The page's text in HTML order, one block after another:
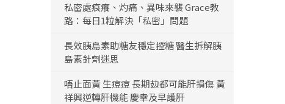
私密處痕癢、灼痛、異味來襲 Grace教
路：每日1粒解決「私密」問題
長效胰島素助糖友穩定控糖 醫生拆解胰
島素針劑迷思
唔止面黃 生痘痘 長期攰都可能肝損傷 黃
祥興逆轉肝機能 慶幸及早護肝